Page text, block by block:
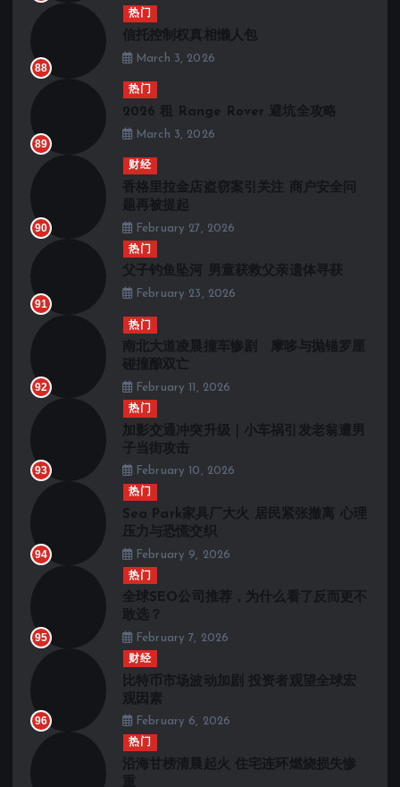
88
热门
信托控制权真相懒人包
March 3, 2026
89
热门
2026 租 Range Rover 避坑全攻略
March 3, 2026
90
财经
香格里拉金店盗窃案引关注 商户安全问
题再被提起
February 27, 2026
91
热门
父子钓鱼坠河 男童获救父亲遗体寻获
February 23, 2026
92
热门
南北大道凌晨撞车惨剧 摩哆与抛锚罗厘
碰撞酿双亡
February 11, 2026
93
热门
加影交通冲突升级｜小车祸引发老翁遭男
子当街攻击
February 10, 2026
94
热门
Sea Park家具厂大火 居民紧张撤离 心理
压力与恐慌交织
February 9, 2026
95
热门
全球SEO公司推荐，为什么看了反而更不
敢选？
February 7, 2026
96
财经
比特币市场波动加剧 投资者观望全球宏
观因素
February 6, 2026
热门
沿海甘榜清晨起火 住宅连环燃烧损失惨